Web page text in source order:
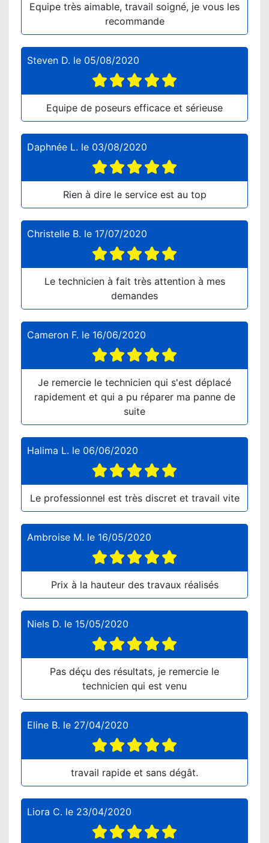
Equipe très aimable, travail soigné, je vous les
recommande
Steven D. le 05/08/2020
Equipe de poseurs efficace et sérieuse
Daphnée L. le 03/08/2020
Rien à dire le service est au top
Christelle B. le 17/07/2020
Le technicien à fait très attention à mes
demandes
Cameron F. le 16/06/2020
Je remercie le technicien qui s'est déplacé
rapidement et qui a pu réparer ma panne de
suite
Halima L. le 06/06/2020
Le professionnel est très discret et travail vite
Ambroise M. le 16/05/2020
Prix à la hauteur des travaux réalisés
Niels D. le 15/05/2020
Pas déçu des résultats, je remercie le
technicien qui est venu
Eline B. le 27/04/2020
travail rapide et sans dégât.
Liora C. le 23/04/2020